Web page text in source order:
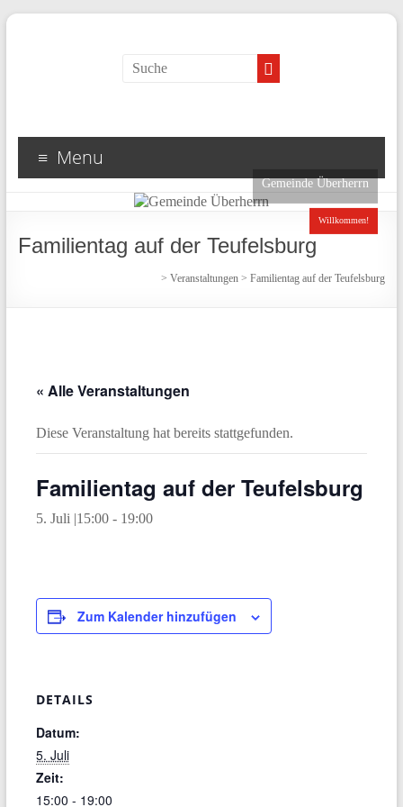
Menu
Gemeinde Überherrn
Willkommen!
Familientag auf der Teufelsburg
>Veranstaltungen >Familientag auf der Teufelsburg
« Alle Veranstaltungen
Diese Veranstaltung hat bereits stattgefunden.
Familientag auf der Teufelsburg
5. Juli |15:00- 19:00
Zum Kalender hinzufügen
DETAILS
Datum:
5. Juli
Zeit:
15:00 - 19:00